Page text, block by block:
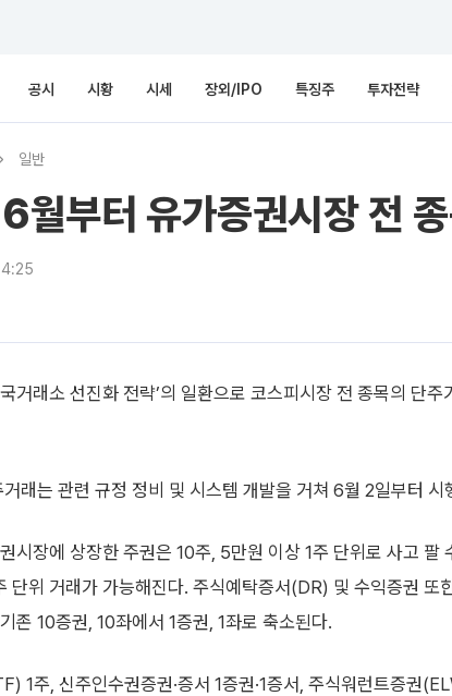
공시 시황 시세 장외/IPO 특징주 투자전략
일반
월부터 유가증권시장 전
거래소 선진화 전략’의 일환으로 코스피시장 전 종목의 단
래는 관련 규정 정비 및 시스템 개발을 거쳐 6월 2일부터 시
시장에 상장한 주권은 10주, 5만원 이상 1주 단위로 사고 팔
단위 거래가 가능해진다. 주식예탁증서(DR) 및 수익증권 또
존 10증권, 10좌에서 1증권, 1좌로 축소된다.
1주, 신주인수권증권·증서 1증권·1증서, 주식워런트증권